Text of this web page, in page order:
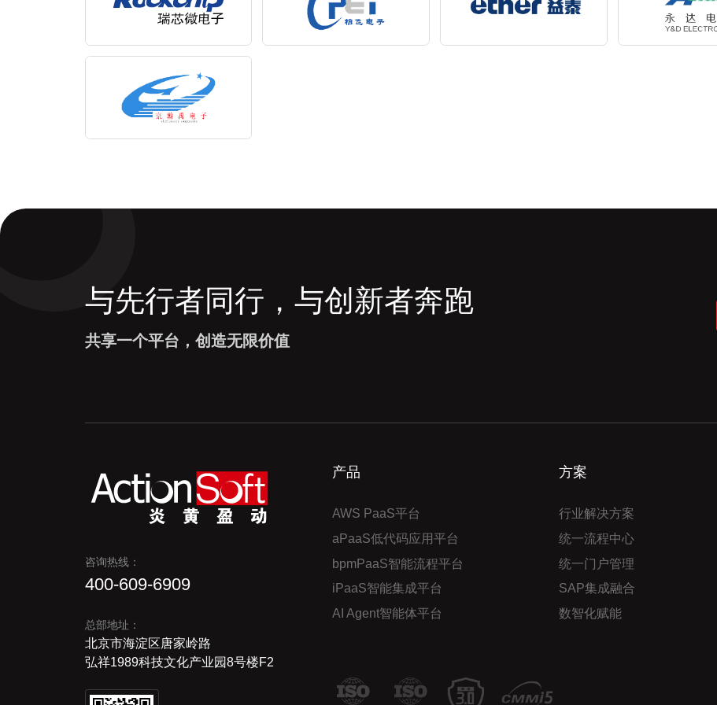
与先行者同行，与创新者奔跑
共享一个平台，创造无限价值
咨询热线：
400-609-6909
总部地址：
北京市海淀区唐家岭路
弘祥1989科技文化产业园8号楼F2
产品
AWS PaaS平台
aPaaS低代码应用平台
bpmPaaS智能流程平台
iPaaS智能集成平台
AI Agent智能体平台
方案
行业解决方案
统一流程中心
统一门户管理
SAP集成融合
数智化赋能